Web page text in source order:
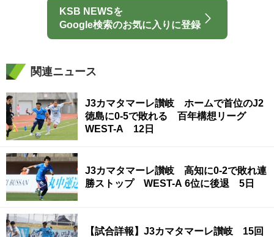
KSB NEWSを
Google検索のお気に入りに登録
関連ニュース
J3カマタマーレ讃岐 ホームで首位のJ2
徳島に0-5で敗れる 百年構想リーグ
WEST-A 12日
J3カマタマーレ讃岐 高知に0-2で敗れ連
勝ストップ WEST-A 6位に後退 5日
【試合詳報】J3カマタマーレ讃岐 15回